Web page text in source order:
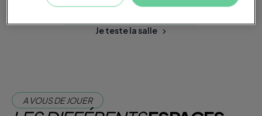
Je teste la salle
A VOUS DE JOUER